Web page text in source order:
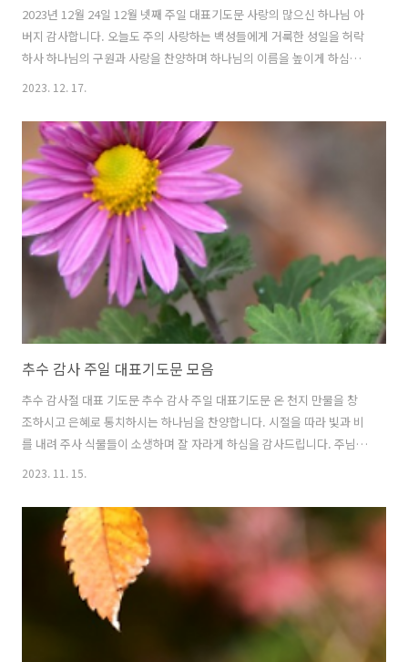
2023년 12월 24일 12월 넷째 주일 대표기도문 사랑의 많으신 하나님 아
버지 감사합니다. 오늘도 주의 사랑하는 백성들에게 거룩한 성일을 허락
하사 하나님의 구원과 사랑을 찬양하며 하나님의 이름을 높이게 하심을
감사합니다. 주의 은총을 묵상하여, 주의 사랑을 노래할 수 있어 감사합
하나님의 사랑받은 백성으로 살아갈 수 있습니까? 모든 것이 인애와 자
비가 풍성하신 하나님의 은혜입니다. 한 주 동안 말씀대로 살지 못하고
죄악된 세상과 타협하며 살았던 저희들의 죄악을 주님께 회개합니다. 신
령한 것보다 썩어 없어질 것을 구하며 살지 않았지요. 주님을 신뢰하고
사랑하기보다 세상의 것을 즐거워하지 않았는지요. 자비의 하나님, 저희
부족을 하시오니..
2023. 12. 17.
추수 감사 주일 대표기도문 모음
추수 감사절 대표 기도문 추수 감사 주일 대표기도문 온 천지 만물을 창
조하시고 은혜로 통치하시는 하나님을 찬양합니다. 시절을 따라 빛과 비
를 내려 주사 식물들이 소생하며 잘 자라게 하심을 감사드립니다. 주님의
풍성한 사랑으로 수많은 곡물들이 풍성한 열매를 맺었습니다. 하나님의
하심을 감사드립니다. 이 시간 온 맘과 정성을 다해 주님을 예배합니다.
믿음으로 주님께 나아갑니다. 열납 하여 주옵소서. 한 주간도 하나님의
은혜로 살아오다 이곳에 나왔습니다. 사랑의 주님 주님의 뜻대로 살지 못
한 저희들을 용서하여 주옵소서. 힘써 주의 나라를 갈망해야 하지만 세상
의 좋음에 휩쓸려 몰두했음을 고백합니다. 이 시간 회개하오니 용서하여
주옵소서. 우리..
2023. 11. 15.